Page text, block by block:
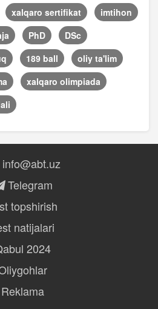
xalqaro sertifikat
imtihon
PhD
DSc
189 ball
oliy ta'lim
xalqaro olimpiada
info@abt.uz
Telegram
topshirish
natijalari
2024
Reklama